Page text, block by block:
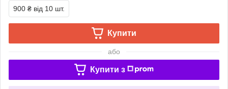
900 ₴ від 10 шт.
Купити
або
Купити з